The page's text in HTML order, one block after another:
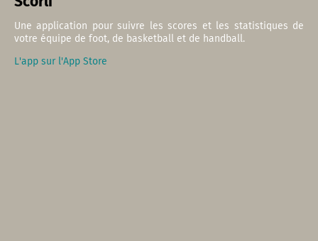
Une application pour suivre les scores et les statistiques de
votre équipe de foot, de basketball et de handball.
L'app sur l'App Store